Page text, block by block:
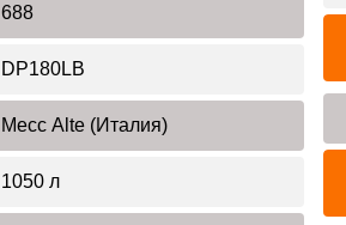
688
DP180LB
Mecc Alte (Италия)
1050 л